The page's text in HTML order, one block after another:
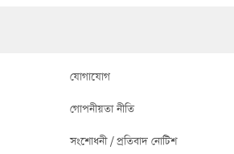
যোগাযোগ
গোপনীয়তা নীতি
সংশোধনী / প্রতিবাদ নোটিশ